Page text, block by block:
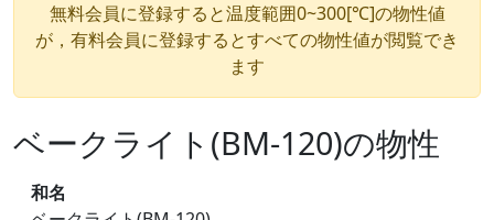
無料会員に登録すると温度範囲0~300[℃]の物性値
が，有料会員に登録するとすべての物性値が閲覧でき
ます
ベークライト(BM-120)の物性
和名